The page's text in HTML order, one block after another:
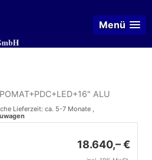
Menü
ALU
Lieferzeit: ca. 5-7 Monate ,
18.640,– €